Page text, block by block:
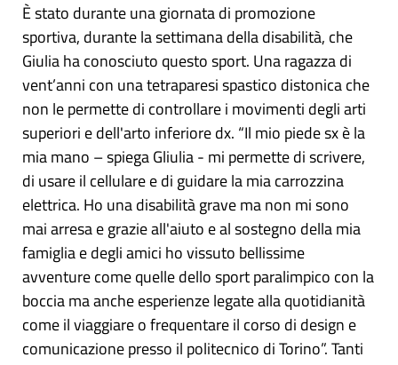
È stato durante una giornata di promozione
sportiva, durante la settimana della disabilità, che
Giulia ha conosciuto questo sport. Una ragazza di
vent’anni con una tetraparesi spastico distonica che
non le permette di controllare i movimenti degli arti
superiori e dell'arto inferiore dx. “Il mio piede sx è la
mia mano – spiega Gliulia - mi permette di scrivere,
di usare il cellulare e di guidare la mia carrozzina
elettrica. Ho una disabilità grave ma non mi sono
mai arresa e grazie all'aiuto e al sostegno della mia
famiglia e degli amici ho vissuto bellissime
avventure come quelle dello sport paralimpico con la
boccia ma anche esperienze legate alla quotidianità
come il viaggiare o frequentare il corso di design e
comunicazione presso il politecnico di Torino”. Tanti